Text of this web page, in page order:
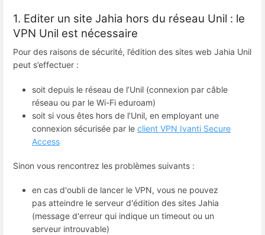
1. Editer un site Jahia hors du réseau Unil : le
VPN Unil est nécessaire
Pour des raisons de sécurité, l’édition des sites web Jahia Unil
peut s’effectuer :
soit depuis le réseau de l’Unil (connexion par câble
réseau ou par le Wi-Fi eduroam)
soit si vous êtes hors de l’Unil, en employant une
connexion sécurisée par le client VPN Ivanti Secure
Access
Sinon vous rencontrez les problèmes suivants :
en cas d'oubli de lancer le VPN, vous ne pouvez
pas atteindre le serveur d'édition des sites Jahia
(message d'erreur qui indique un timeout ou un
serveur introuvable)